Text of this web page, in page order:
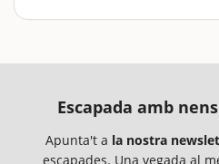
Aquí trobarem pobles amb
Conca de Barberà…
Escapada amb
Apunta't a la nostra
escapades. Una vegada al